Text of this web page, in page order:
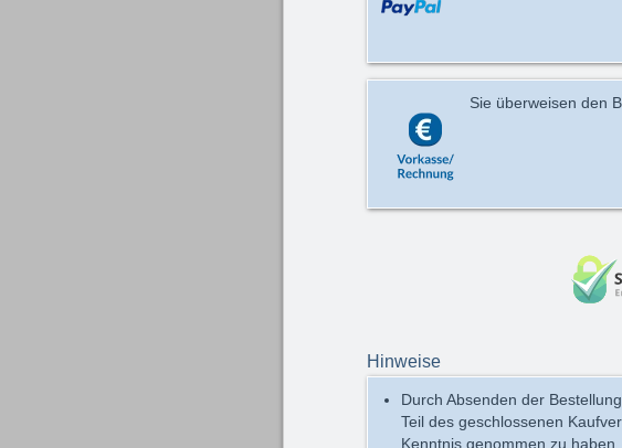
Sie überweisen den
Hinweise
Durch Absenden der
Teil des geschlossenen
Kenntnis genommen zu haben.